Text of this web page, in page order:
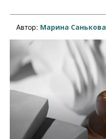
Автор: Марина Санькова